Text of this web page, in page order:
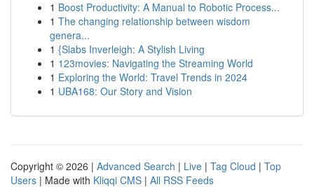
1 Boost Productivity: A Manual to Robotic Process...
1 The changing relationship between wisdom
genera...
1 {Slabs Inverleigh: A Stylish Living
1 123movies: Navigating the Streaming World
1 Exploring the World: Travel Trends in 2024
1 UBA168: Our Story and Vision
Copyright © 2026 | Advanced Search | Live | Tag Cloud | Top
Users | Made with Kliqqi CMS | All RSS Feeds